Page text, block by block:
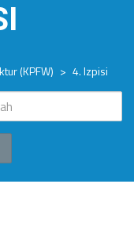
(KPFW) > 4. Izpisi